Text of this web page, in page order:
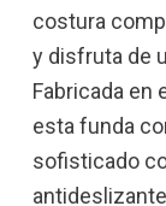
costura
y disfruta de
Fabricada en
esta funda
sofisticado